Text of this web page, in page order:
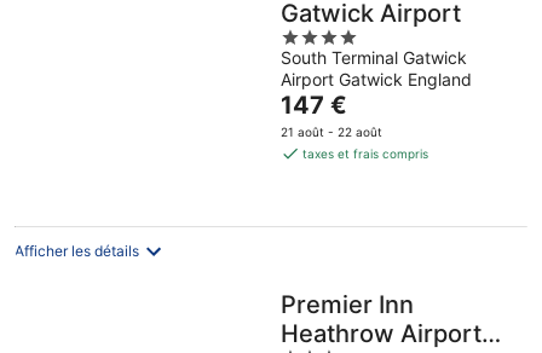
Gatwick Airport
4
out
of
5
South Terminal Gatwick
Airport Gatwick England
Le
prix
est
par
147 €
21 août - 22 août
taxes et frais compris
Afficher les détails
Premier Inn
Heathrow Airport